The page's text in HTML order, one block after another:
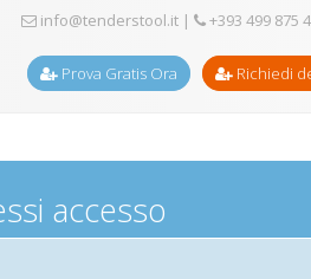
info@tenderstool.it | +393 499 875
Prova Gratis Ora Richiedi
accesso